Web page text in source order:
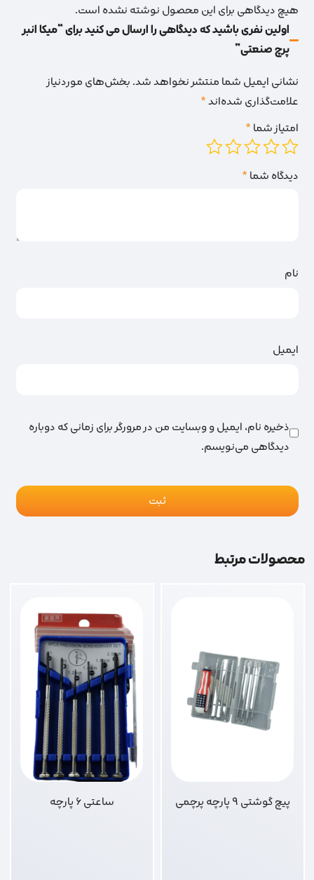
هیچ دیدگاهی برای این محصول نوشته نشده است.
اولین نفری باشید که دیدگاهی را ارسال می کنید برای “میکا انبر
پرچ صنعتی”
نشانی ایمیل شما منتشر نخواهد شد.بخش‌های موردنیاز
علامت‌گذاری شده‌اند*
امتیاز شما*
دیدگاه شما*
نام
ایمیل
ذخیره نام، ایمیل و وبسایت من در مرورگر برای زمانی که دوباره
دیدگاهی می‌نویسم.
محصولات مرتبط
پیچ گوشتی 9 پارچه پرچمی ساعتی 6 پارچه